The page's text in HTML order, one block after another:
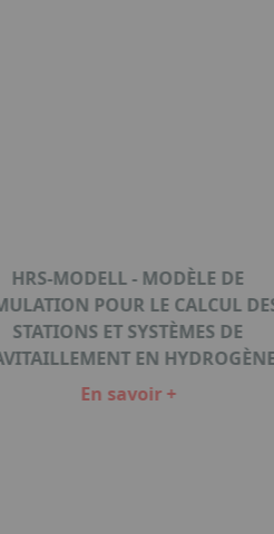
HRS-MODELL - MODÈLE DE
POUR LE CALCUL
STATIONS ET SYSTÈMES DE
EN HYDROGÈNE
En savoir +